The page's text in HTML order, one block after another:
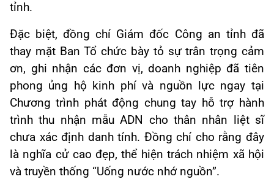
tỉnh.
Đặc biệt, đồng chí Giám đốc Công an tỉnh đã
thay mặt Ban Tổ chức bày tỏ sự trân trọng cảm
ơn, ghi nhận các đơn vị, doanh nghiệp đã tiên
phong ủng hộ kinh phí và nguồn lực ngay tại
Chương trình phát động chung tay hỗ trợ hành
trình thu nhận mẫu ADN cho thân nhân liệt sĩ
chưa xác định danh tính. Đồng chí cho rằng đây
là nghĩa cử cao đẹp, thể hiện trách nhiệm xã hội
và truyền thống “Uống nước nhớ nguồn”.